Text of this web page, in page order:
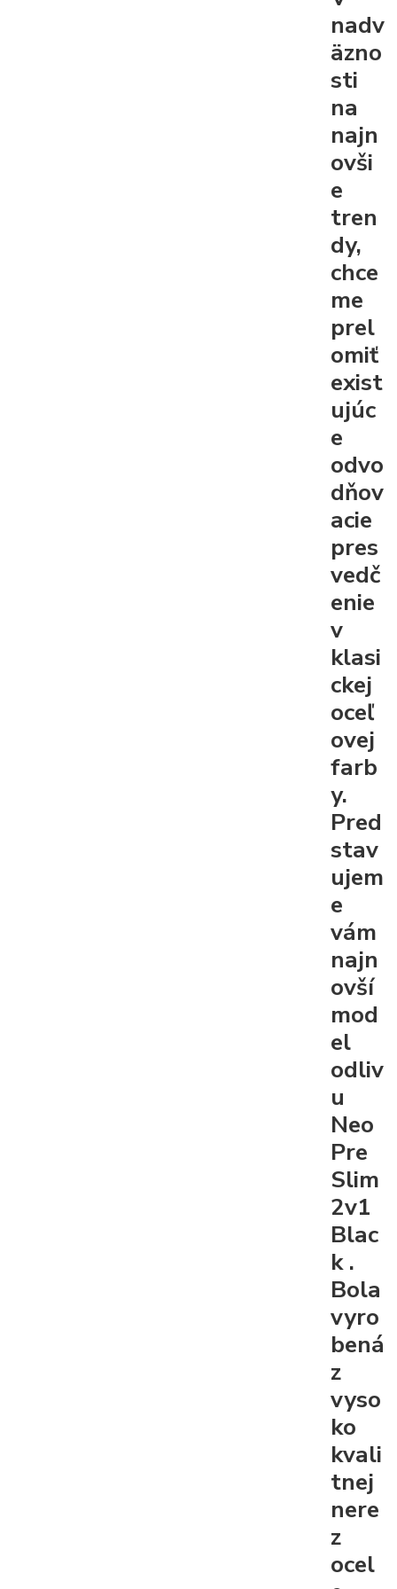
nadv
äzno
sti
na
najn
ovši
e
tren
dy,
chce
me
prel
omiť
exist
ujúc
e
odvo
dňov
acie
pres
vedč
enie
v
klasi
ckej
oceľ
ovej
farb
y.
Pred
stav
ujem
e
vám
najn
ovší
mod
el
odliv
u
Neo
Pre
Slim
2v1
Blac
k.
Bola
vyro
bená
z
vyso
ko
kvali
tnej
nere
z
ocel